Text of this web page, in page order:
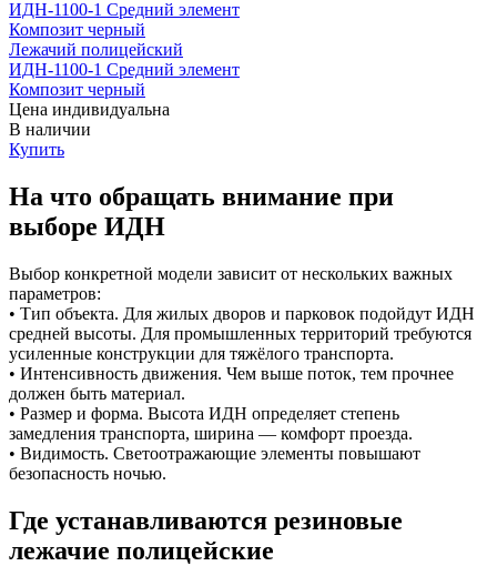
Лежачий полицейский
ИДН-1100-1 Средний элемент
Композит черный
Цена индивидуальна
В наличии
Купить
На что обращать внимание при
выборе ИДН
Выбор конкретной модели зависит от нескольких важных
параметров:
• Тип объекта. Для жилых дворов и парковок подойдут ИДН
средней высоты. Для промышленных территорий требуются
усиленные конструкции для тяжёлого транспорта.
• Интенсивность движения. Чем выше поток, тем прочнее
должен быть материал.
• Размер и форма. Высота ИДН определяет степень
замедления транспорта, ширина — комфорт проезда.
• Видимость. Светоотражающие элементы повышают
безопасность ночью.
Где устанавливаются резиновые
лежачие полицейские